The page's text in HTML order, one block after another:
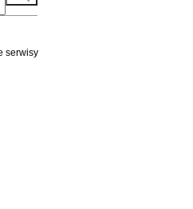
serwisy